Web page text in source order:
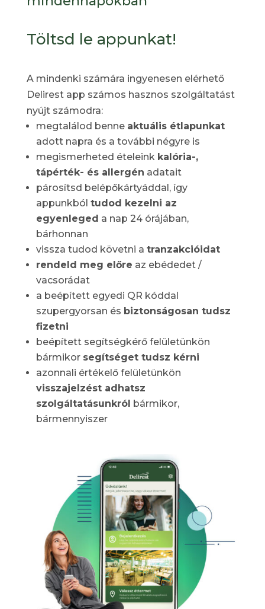
Töltsd le appunkat!
A mindenki számára ingyenesen elérhető
Delirest app számos hasznos szolgáltatást
nyújt számodra:
megtalálod benne aktuális étlapunkat
adott napra és a további négyre is
megismerheted ételeink kalória-,
tápérték- és allergén adatait
párosítsd belépőkártyáddal, így
appunkból tudod kezelni az
egyenleged a nap 24 órájában,
bárhonnan
vissza tudod követni a tranzakcióidat
rendeld meg előre az ebédedet /
vacsorádat
a beépített egyedi QR kóddal
szupergyorsan és biztonságosan tudsz
fizetni
beépített segítségkérő felületünkön
bármikor segítséget tudsz kérni
azonnali értékelő felületünkön
visszajelzést adhatsz
szolgáltatásunkról bármikor,
bármennyiszer